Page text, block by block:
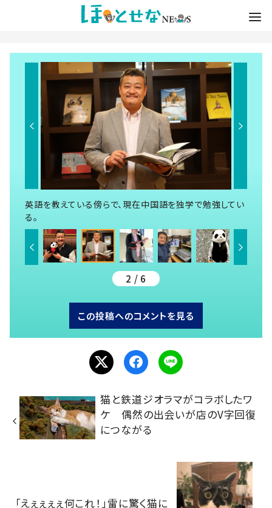
英語を教えている傍らで、現在中国語を独学で勉強してい
る。
2 / 6
この投稿へのコメントを見る
猫と鉄道ジオラマがコラボしたワ
ケ 偶然の出会いが店のV字回復
につながる
「えぇぇぇぇ何これ！」雷に驚く猫に